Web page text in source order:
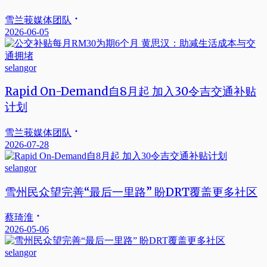
雪兰莪媒体团队
2026-06-05
selangor
Rapid On-Demand自8月起 加入30令吉交通补贴
计划
雪兰莪媒体团队
2026-07-28
selangor
雪州民众望完善“最后一里路” 盼DRT覆盖更多社区
蔡琦淮
2026-05-06
selangor